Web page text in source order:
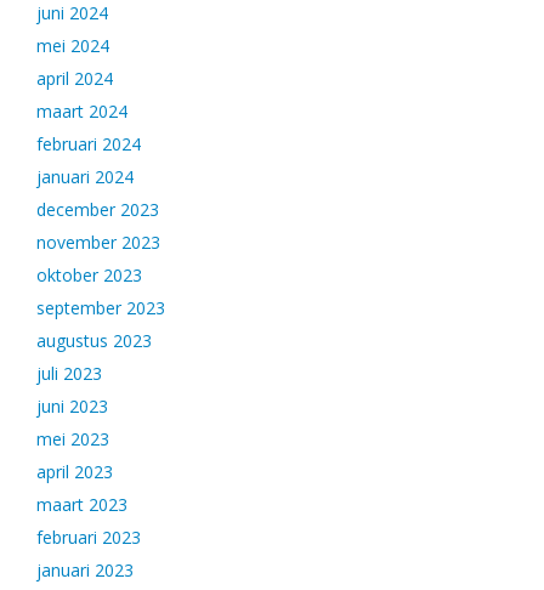
juni 2024
mei 2024
april 2024
maart 2024
februari 2024
januari 2024
december 2023
november 2023
oktober 2023
september 2023
augustus 2023
juli 2023
juni 2023
mei 2023
april 2023
maart 2023
februari 2023
januari 2023